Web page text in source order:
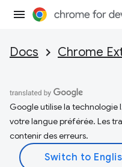
Docs Chrome
Google utilise la technologie
votre langue préférée. Les
contenir des erreurs.